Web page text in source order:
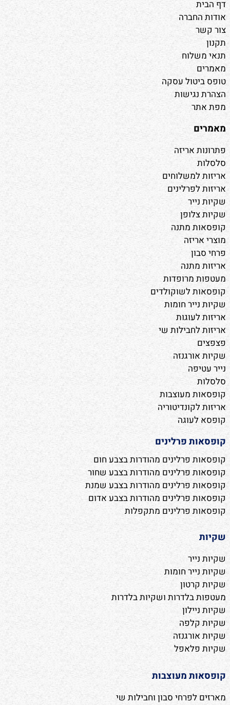
דף הבית
אודות החברה
צור קשר
תקנון
תנאי משלוח
מאמרים
טופס ביטול עסקה
הצהרת נגישות
מפת אתר
מאמרים
פתרונות אריזה
סלסלות
אריזות למשלוחים
אריזות לפרלינים
שקיות נייר
שקיות צלופן
קופסאות מתנה
מוצרי אריזה
פרחי סבון
אריזות מתנה
מעטפות מרופדות
קופסאות לשוקולדים
שקיות נייר חומות
אריזות לעוגות
אריזות לחבילות שי
פצפצים
שקיות אורגנזה
נייר עטיפה
סלסלות
קופסאות מעוצבות
אריזות לקונדיטוריה
קופסא לעוגה
קופסאות פרלינים
קופסאות פרלינים מהודרות בצבע חום
קופסאות פרלינים מהודרות בצבע שחור
קופסאות פרלינים מהודרות בצבע שמנת
קופסאות פרלינים מהודרות בצבע אדום
קופסאות פרלינים מתקפלות
שקיות
שקיות נייר
שקיות נייר חומות
שקיות קרטון
מעטפות בלדרות ושקיות בלדרות
שקיות ניילון
שקיות קלפה
שקיות אורגנזה
שקיות פלאפל
קופסאות מעוצבות
מארזים לפרחי סבון וחבילות שי